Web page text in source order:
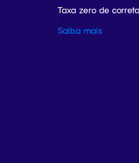
Taxa zero de
Saiba mais